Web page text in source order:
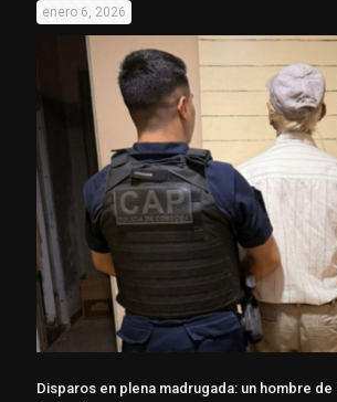
enero 6, 2026
Disparos en plena madrugada: un hombre de